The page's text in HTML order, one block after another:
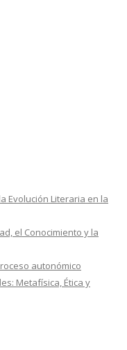
Evolución Literaria en la
el Conocimiento y la
autonómico
Metafísica, Ética y